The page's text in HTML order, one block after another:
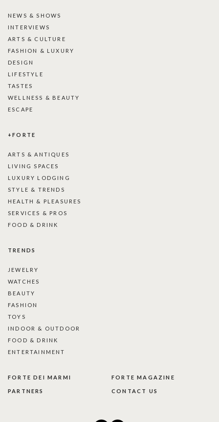
NEWS & SHOWS
INTERVIEWS
ARTS & CULTURE
FASHION & LUXURY
DESIGN
LIFESTYLE
TASTES
WELLNESS & BEAUTY
ESCAPE
+FORTE
ARTS & ANTIQUES
LIVING SPACES
LUXURY LODGING
STYLE & TRENDS
HEALTH & PLEASURES
SERVICES & PROS
FOOD & DRINK
TRENDS
JEWELRY
WATCHES
BEAUTY
FASHION
TOYS
INDOOR & OUTDOOR
FOOD & DRINK
ENTERTAINMENT
FORTE DEI MARMI FORTE MAGAZINE
PARTNERS CONTACT US